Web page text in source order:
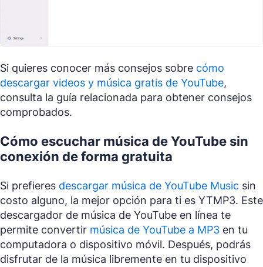
Si quieres conocer más consejos sobre cómo
descargar videos y música gratis de YouTube,
consulta la guía relacionada para obtener consejos
comprobados.
Cómo escuchar música de YouTube sin
conexión de forma gratuita
Si prefieres descargar música de YouTube Music sin
costo alguno, la mejor opción para ti es YTMP3. Este
descargador de música de YouTube en línea te
permite convertir música de YouTube a MP3 en tu
computadora o dispositivo móvil. Después, podrás
disfrutar de la música libremente en tu dispositivo